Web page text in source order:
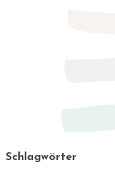
Schlagwörter